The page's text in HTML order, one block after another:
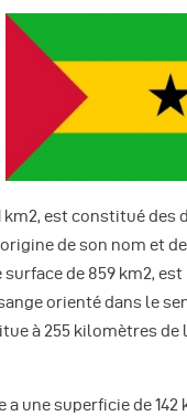
Newsletter
Réseaux
Publications
km2, est constitué des
de son nom et
surface de 859 km2,
orienté dans le
à 255 kilomètres de
a une superficie de